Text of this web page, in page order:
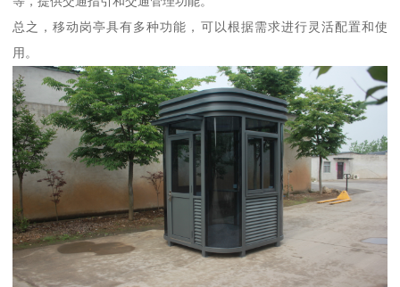
总之，移动岗亭具有多种功能，可以根据需求进行灵活配置和使
用。